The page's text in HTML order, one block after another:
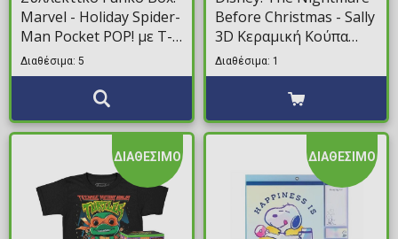
Marvel - Holiday Spider-
Man Pocket POP! με T-
Shirt
Διαθέσιμα: 5
Before Christmas - Sally
3D Κεραμική Κούπα
(470ml)
Διαθέσιμα: 1
ΔΙΑΘΕΣΙΜΟ ΔΙΑΘΕΣΙΜΟ